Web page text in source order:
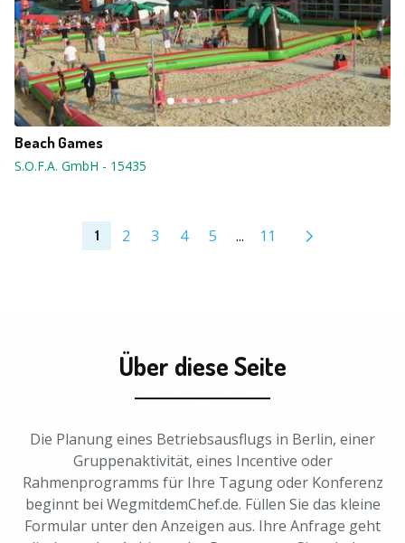
Beach Games
S.O.F.A. GmbH - 15435
1 2 3 4 5 ... 11
Über diese Seite
Die Planung eines Betriebsausflugs in Berlin, einer
Gruppenaktivität, eines Incentive oder
Rahmenprogramms für Ihre Tagung oder Konferenz
beginnt bei WegmitdemChef.de. Füllen Sie das kleine
Formular unter den Anzeigen aus. Ihre Anfrage geht